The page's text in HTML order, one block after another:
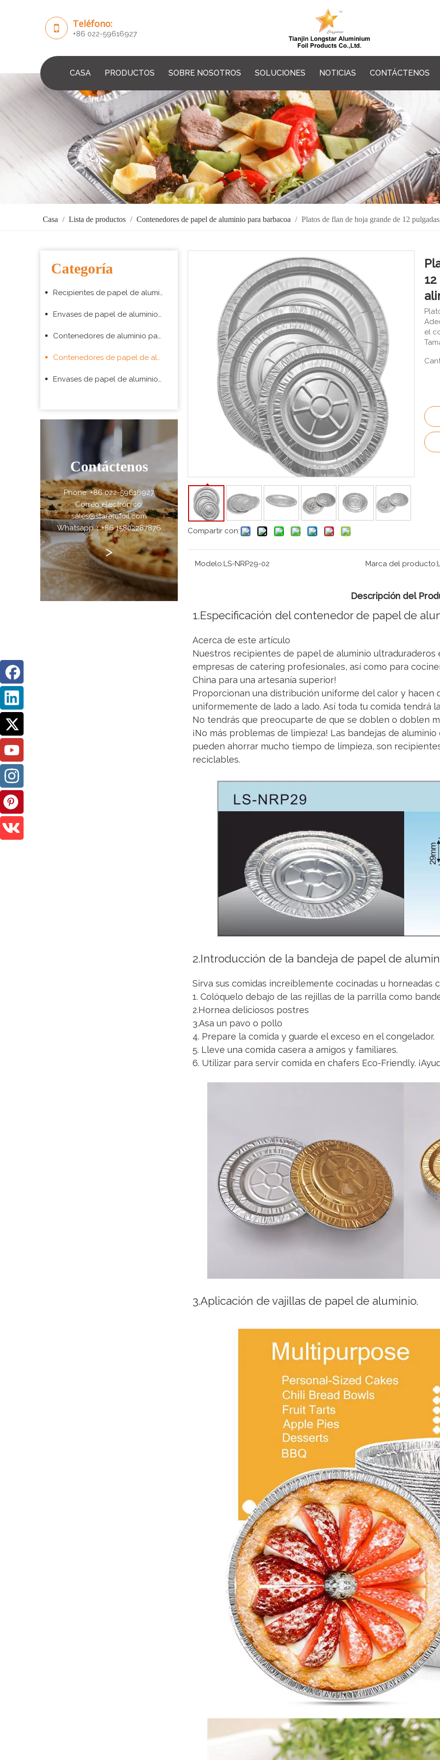
Teléfono:
+86 022-59616927
CASA PRODUCTOS SOBRE NOSOTROS SOLUCIONES NOTICIAS CONTÁCTENOS
Casa / Lista de productos / Contenedores de papel de aluminio para barbacoa / Platos de flan de hoja grande de 12
Categoría
Recipientes de papel de aluminio para hornear
Envases de papel de aluminio para envasado de alimentos para llevar
Contenedores de aluminio para aerolíneas
Contenedores de papel de aluminio para barbacoa
Envases de papel de aluminio para supermercado
Contáctenos
Phone: +86 022-59616927
Correo electrónico:
sales@staralufoil.com
Whatsapp：+86 15802287876
>
Compartir con:
el
Modelo:LS-NRP29-02 Marca del producto:
Descripción del
1.Especificación del contenedor de papel de
Acerca de este artículo
Nuestros recipientes de papel de aluminio ultraduraderos
empresas de catering profesionales, así como para
China para una artesanía superior!
Proporcionan una distribución uniforme del calor y hacen
uniformemente de lado a lado. Así toda tu comida tendrá
No tendrás que preocuparte de que se doblen o doblen
¡No más problemas de limpieza! Las bandejas de
pueden ahorrar mucho tiempo de limpieza, son
reciclables.
2.Introducción de la bandeja de papel de
Sirva sus comidas increíblemente cocinadas u horneadas
1. Colóquelo debajo de las rejillas de la parrilla como
2.Hornea deliciosos postres
3.Asa un pavo o pollo
4. Prepare la comida y guarde el exceso en el congelador.
5. Lleve una comida casera a amigos y familiares.
6. Utilizar para servir comida en chafers Eco-Friendly.
3.Aplicación de vajillas de papel de aluminio.